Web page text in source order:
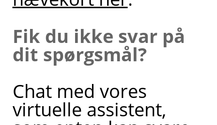
Fik du ikke svar på
dit spørgsmål?
Chat med vores
virtuelle assistent,